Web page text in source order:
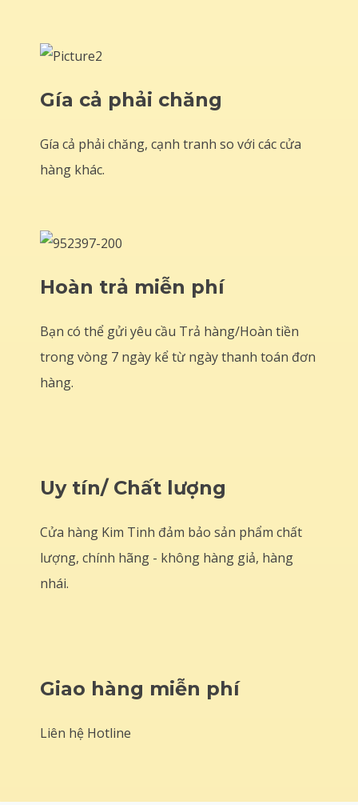
Gía cả phải chăng
Gía cả phải chăng, cạnh tranh so với các cửa
hàng khác.
Hoàn trả miễn phí
Bạn có thể gửi yêu cầu Trả hàng/Hoàn tiền
trong vòng 7 ngày kể từ ngày thanh toán đơn
hàng.
Uy tín/ Chất lượng
Cửa hàng Kim Tinh đảm bảo sản phẩm chất
lượng, chính hãng - không hàng giả, hàng
nhái.
Giao hàng miễn phí
Liên hệ Hotline